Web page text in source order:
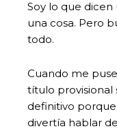
Soy lo que dicen
una cosa. Pero
todo.
Cuando me
título provisional
definitivo
divertía hablar